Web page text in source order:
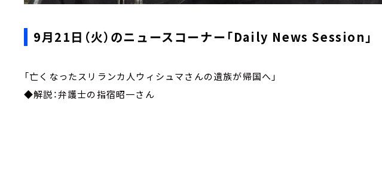
9月21日（火）のニュースコーナー「Daily News Session」
「亡くなったスリランカ人ウィシュマさんの遺族が帰国へ」
◆解説：弁護士の指宿昭一さん